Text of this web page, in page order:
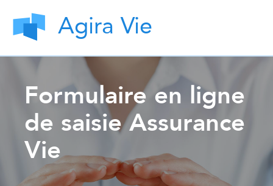
Agira Vie
Formulaire en ligne
de saisie Assurance
Vie